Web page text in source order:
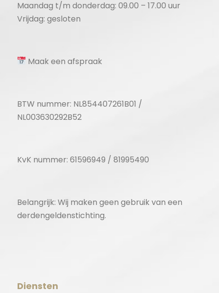
Maandag t/m donderdag: 09.00 – 17.00 uur
Vrijdag: gesloten
Maak een afspraak
BTW nummer: NL854407261B01 /
NL003630292B52
KvK nummer: 61596949 / 81995490
Belangrijk: Wij maken geen gebruik van een
derdengeldenstichting.
Diensten